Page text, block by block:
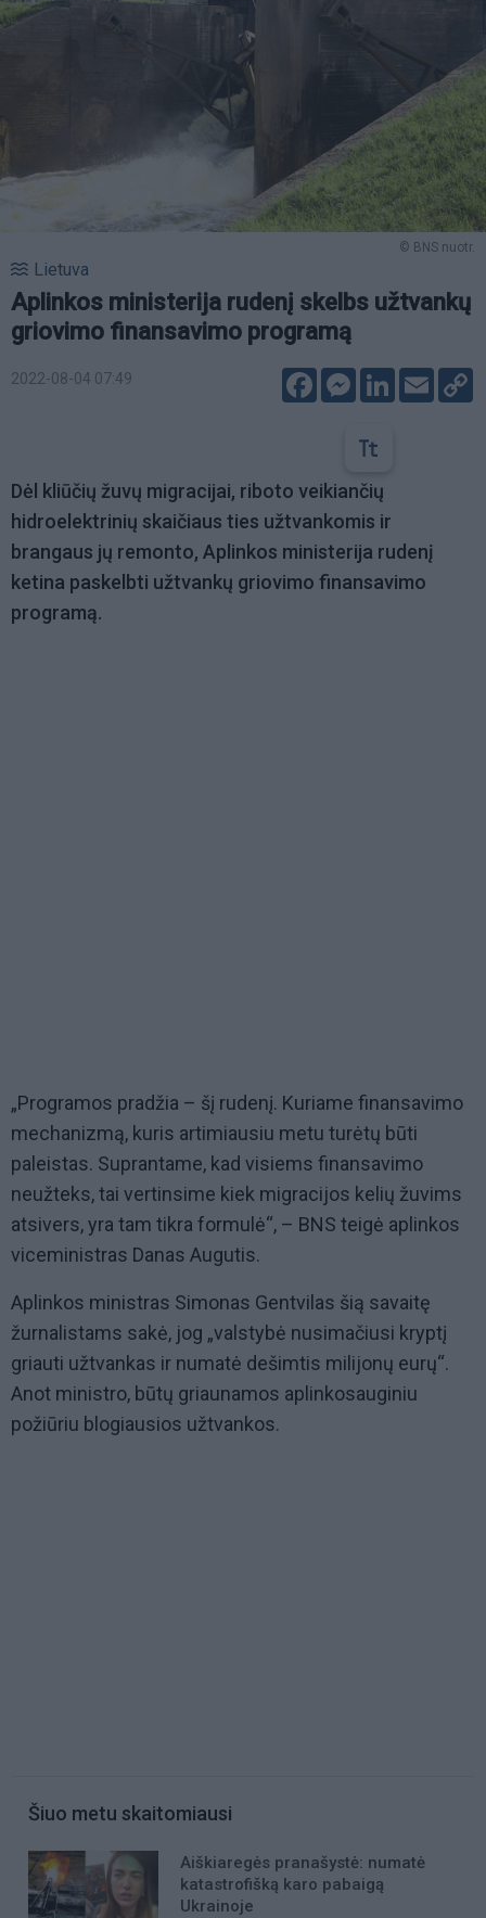
© BNS nuotr.
Lietuva
Aplinkos ministerija rudenį skelbs užtvankų
griovimo finansavimo programą
2022-08-04 07:49 FacebookMessenger
LinkedIn
Email
Dėl kliūčių žuvų migracijai, riboto veikiančių
hidroelektrinių skaičiaus ties užtvankomis ir
brangaus jų remonto, Aplinkos ministerija rudenį
ketina paskelbti užtvankų griovimo finansavimo
programą.
„Programos pradžia – šį rudenį. Kuriame finansavimo
mechanizmą, kuris artimiausiu metu turėtų būti
paleistas. Suprantame, kad visiems finansavimo
neužteks, tai vertinsime kiek migracijos kelių žuvims
atsivers, yra tam tikra formulė“, – BNS teigė aplinkos
viceministras Danas Augutis.
Aplinkos ministras Simonas Gentvilas šią savaitę
žurnalistams sakė, jog „valstybė nusimačiusi kryptį
griauti užtvankas ir numatė dešimtis milijonų eurų“.
Anot ministro, būtų griaunamos aplinkosauginiu
požiūriu blogiausios užtvankos.
Šiuo metu skaitomiausi
Aiškiaregės pranašystė: numatė
katastrofišką karo pabaigą
Ukrainoje